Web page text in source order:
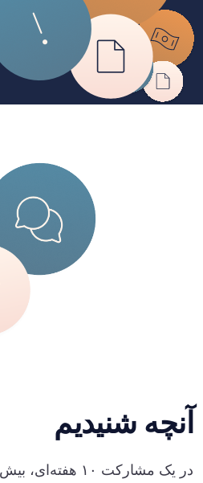
آنچه شنیدیم